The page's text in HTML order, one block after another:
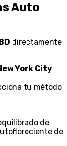
Auto
directamente
York City
tu método
de
de